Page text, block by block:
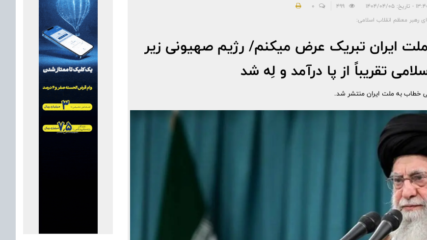
499
0
رهبر معظم انقلاب اسلامی:
ملت ایران تبریک عرض میکنم/ رژیم صهیونی زیر
تقریباً از پا درآمد و لِه شد
خطاب به ملت ایران منتشر شد.